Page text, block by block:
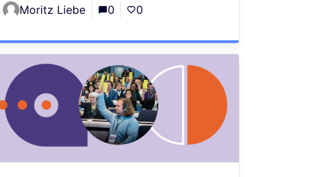
Moritz Liebe 0 0